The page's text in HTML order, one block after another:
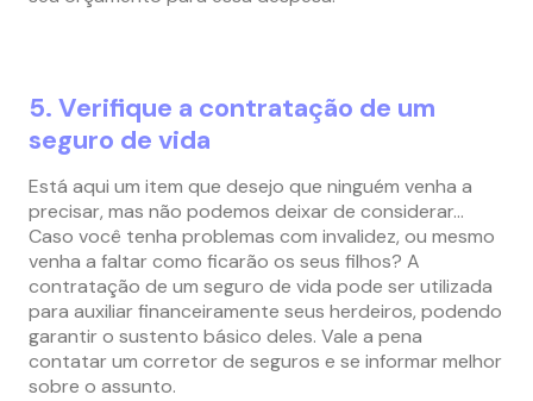
5. Verifique a contratação de um
seguro de vida
Está aqui um item que desejo que ninguém venha a
precisar, mas não podemos deixar de considerar…
Caso você tenha problemas com invalidez, ou mesmo
venha a faltar como ficarão os seus filhos? A
contratação de um seguro de vida pode ser utilizada
para auxiliar financeiramente seus herdeiros, podendo
garantir o sustento básico deles. Vale a pena
contatar um corretor de seguros e se informar melhor
sobre o assunto.